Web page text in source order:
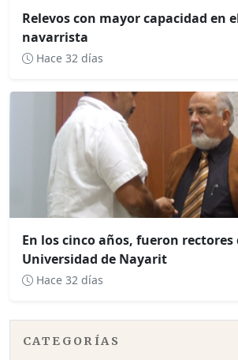
Relevos con mayor capacidad en
navarrista
Hace 32 días
En los cinco años, fueron rectores
Universidad de Nayarit
Hace 32 días
CATEGORÍAS